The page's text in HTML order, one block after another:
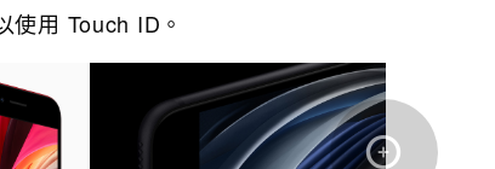
使用 Touch ID。